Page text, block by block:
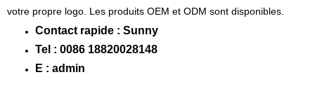
votre propre logo. Les produits OEM et ODM sont disponibles.
Contact rapide : Sunny
Tel : 0086 18820028148
E : admin